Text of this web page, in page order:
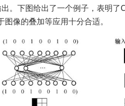
。下图给出了一个例子，表明了
像的叠加等应用十分合适。